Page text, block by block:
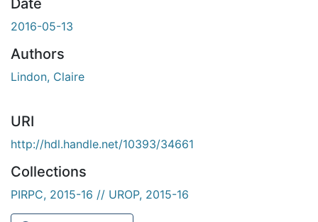
2016-05-13
Authors
Lindon, Claire
URI
http://hdl.handle.net/10393/34661
Collections
PIRPC, 2015-16 // UROP, 2015-16